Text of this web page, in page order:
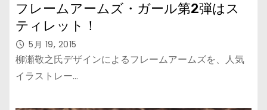
フレームアームズ・ガール第2弾はス
ティレット！
5月 19, 2015
柳瀬敬之氏デザインによるフレームアームズを、人気
イラストレー…